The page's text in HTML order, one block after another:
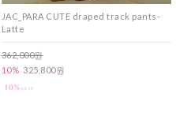
JAC_PARA CUTE draped track pants-
Latte
362,000원
10% 325,800원